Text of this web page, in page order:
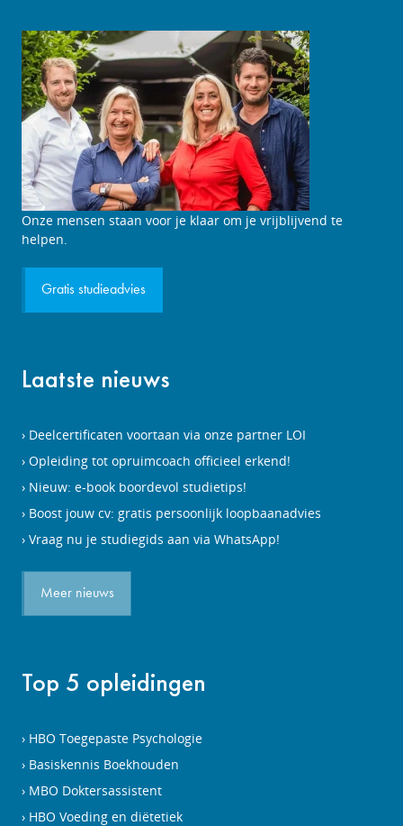
Studieadviesgesprek
aanvragen
Onze mensen staan voor je klaar om je vrijblijvend te
helpen.
Gratis studieadvies
Laatste nieuws
Deelcertificaten voortaan via onze partner LOI
Opleiding tot opruimcoach officieel erkend!
Nieuw: e-book boordevol studietips!
Boost jouw cv: gratis persoonlijk loopbaanadvies
Vraag nu je studiegids aan via WhatsApp!
Meer nieuws
Top 5 opleidingen
HBO Toegepaste Psychologie
Basiskennis Boekhouden
MBO Doktersassistent
HBO Voeding en diëtetiek